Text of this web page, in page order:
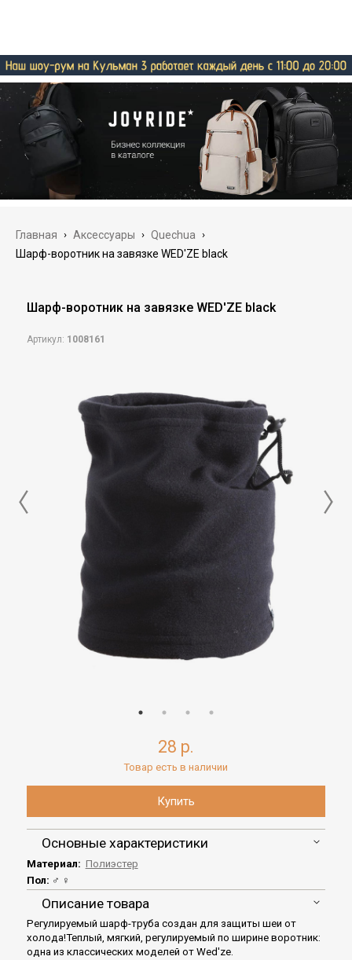
Главная › Аксессуары › Quechua ›
Шарф-воротник на завязке WED'ZE black
Шарф-воротник на завязке WED'ZE black
Артикул: 1008161
28 р.
Товар есть в наличии
Основные характеристики
Материал: Полиэстер
Пол: ♂ ♀
Описание товара
Регулируемый шарф-труба создан для защиты шеи от
холода!Теплый, мягкий, регулируемый по ширине воротник:
одна из классических моделей от Wed'ze.